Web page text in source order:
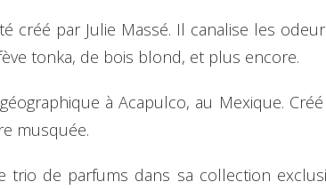
créé par Julie Massé. Il canalise les
tonka, de bois blond, et plus encore.
à Acapulco, au Mexique.
musquée.
trio de parfums dans sa collection